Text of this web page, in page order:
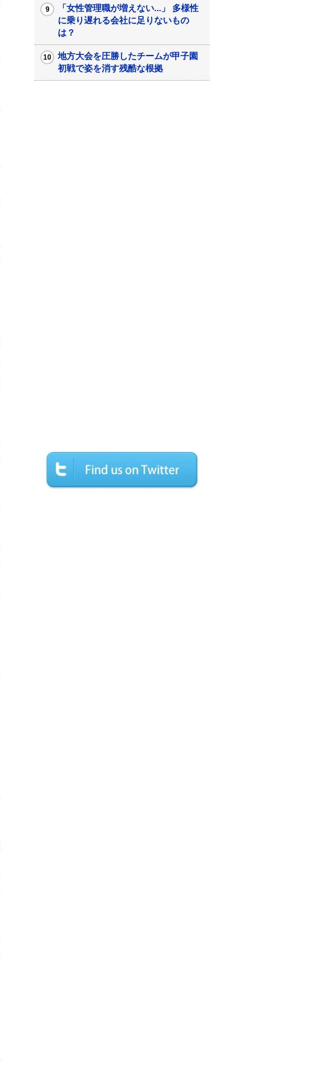
「女性管理職が増えない...」 多様性
に乗り遅れる会社に足りないもの
は？
地方大会を圧勝したチームが甲子園
初戦で姿を消す残酷な根拠